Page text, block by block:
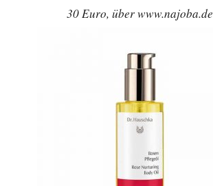
30 Euro, über www.najoba.de